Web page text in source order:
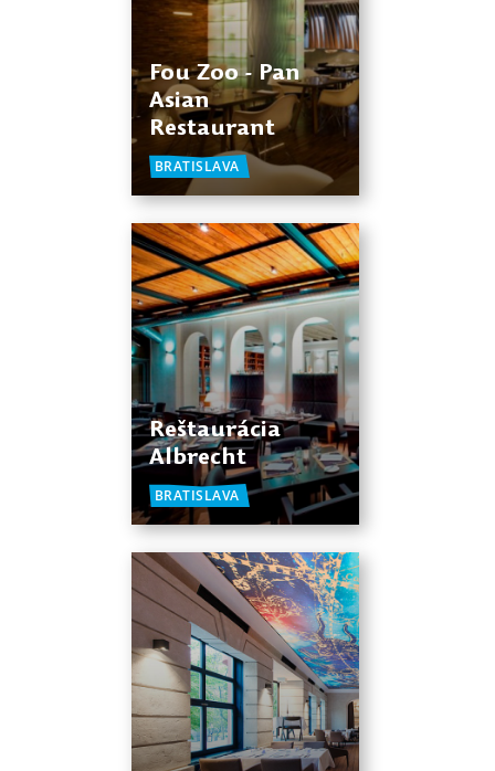
Fou Zoo - Pan
Asian
Restaurant
BRATISLAVA
Reštaurácia
Albrecht
BRATISLAVA